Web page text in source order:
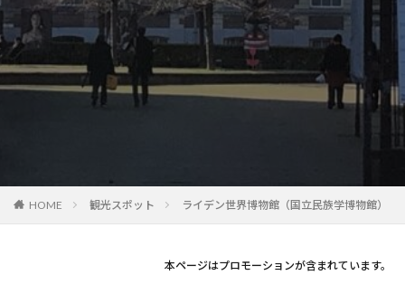
HOME 観光スポット ライデン世界博物館（国立民族学博物館）
本ページはプロモーションが含まれています。